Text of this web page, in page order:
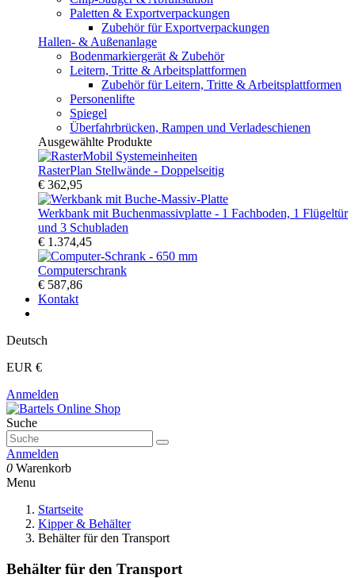
Paletten & Exportverpackungen
Zubehör für Exportverpackungen
Hallen- & Außenanlage
Bodenmarkiergerät & Zubehör
Leitern, Tritte & Arbeitsplattformen
Zubehör für Leitern, Tritte & Arbeitsplattformen
Personenlifte
Spiegel
Überfahrbrücken, Rampen und Verladeschienen
Ausgewählte Produkte
RasterPlan Stellwände - Doppelseitig
€ 362,95
Werkbank mit Buchenmassivplatte - 1 Fachboden, 1 Flügeltür
und 3 Schubladen
€ 1.374,45
Computerschrank
€ 587,86
Kontakt
Deutsch
EUR €
Anmelden
Suche
Anmelden
0 Warenkorb
Menu
Startseite
Kipper & Behälter
Behälter für den Transport
Behälter für den Transport